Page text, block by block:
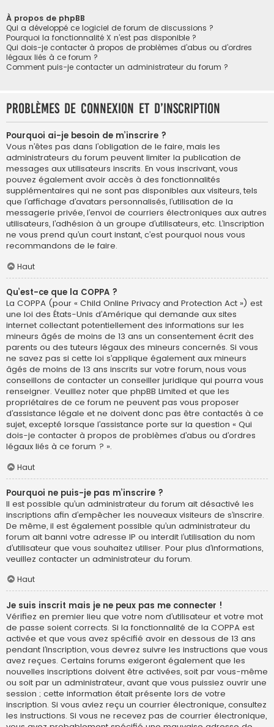
À propos de phpBB
Qui a développé ce logiciel de forum de discussions ?
Pourquoi la fonctionnalité X n’est pas disponible ?
Qui dois-je contacter à propos de problèmes d’abus ou d’ordres
légaux liés à ce forum ?
Comment puis-je contacter un administrateur du forum ?
Problèmes de connexion et d’inscription
Pourquoi ai-je besoin de m’inscrire ?
Vous n’êtes pas dans l’obligation de le faire, mais les
administrateurs du forum peuvent limiter la publication de
messages aux utilisateurs inscrits. En vous inscrivant, vous
pouvez également avoir accès à des fonctionnalités
supplémentaires qui ne sont pas disponibles aux visiteurs, tels
que l’affichage d’avatars personnalisés, l’utilisation de la
messagerie privée, l’envoi de courriers électroniques aux autres
utilisateurs, l’adhésion à un groupe d’utilisateurs, etc. L’inscription
ne vous prend qu’un court instant, c’est pourquoi nous vous
recommandons de le faire.
Haut
Qu’est-ce que la COPPA ?
La COPPA (pour « Child Online Privacy and Protection Act ») est
une loi des États-Unis d’Amérique qui demande aux sites
internet collectant potentiellement des informations sur les
mineurs âgés de moins de 13 ans un consentement écrit des
parents ou des tuteurs légaux des mineurs concernés. Si vous
ne savez pas si cette loi s’applique également aux mineurs
âgés de moins de 13 ans inscrits sur votre forum, nous vous
conseillons de contacter un conseiller juridique qui pourra vous
renseigner. Veuillez noter que phpBB Limited et que les
propriétaires de ce forum ne peuvent pas vous proposer
d’assistance légale et ne doivent donc pas être contactés à ce
sujet, excepté lorsque l’assistance porte sur la question « Qui
dois-je contacter à propos de problèmes d’abus ou d’ordres
légaux liés à ce forum ? ».
Haut
Pourquoi ne puis-je pas m’inscrire ?
Il est possible qu’un administrateur du forum ait désactivé les
inscriptions afin d’empêcher les nouveaux visiteurs de s’inscrire.
De même, il est également possible qu’un administrateur du
forum ait banni votre adresse IP ou interdit l’utilisation du nom
d’utilisateur que vous souhaitez utiliser. Pour plus d’informations,
veuillez contacter un administrateur du forum.
Haut
Je suis inscrit mais je ne peux pas me connecter !
Vérifiez en premier lieu que votre nom d’utilisateur et votre mot
de passe soient corrects. Si la fonctionnalité de la COPPA est
activée et que vous avez spécifié avoir en dessous de 13 ans
pendant l’inscription, vous devrez suivre les instructions que vous
avez reçues. Certains forums exigeront également que les
nouvelles inscriptions doivent être activées, soit par vous-même
ou soit par un administrateur, avant que vous puissiez ouvrir une
session ; cette information était présente lors de votre
inscription. Si vous aviez reçu un courrier électronique, consultez
les instructions. Si vous ne recevez pas de courrier électronique,